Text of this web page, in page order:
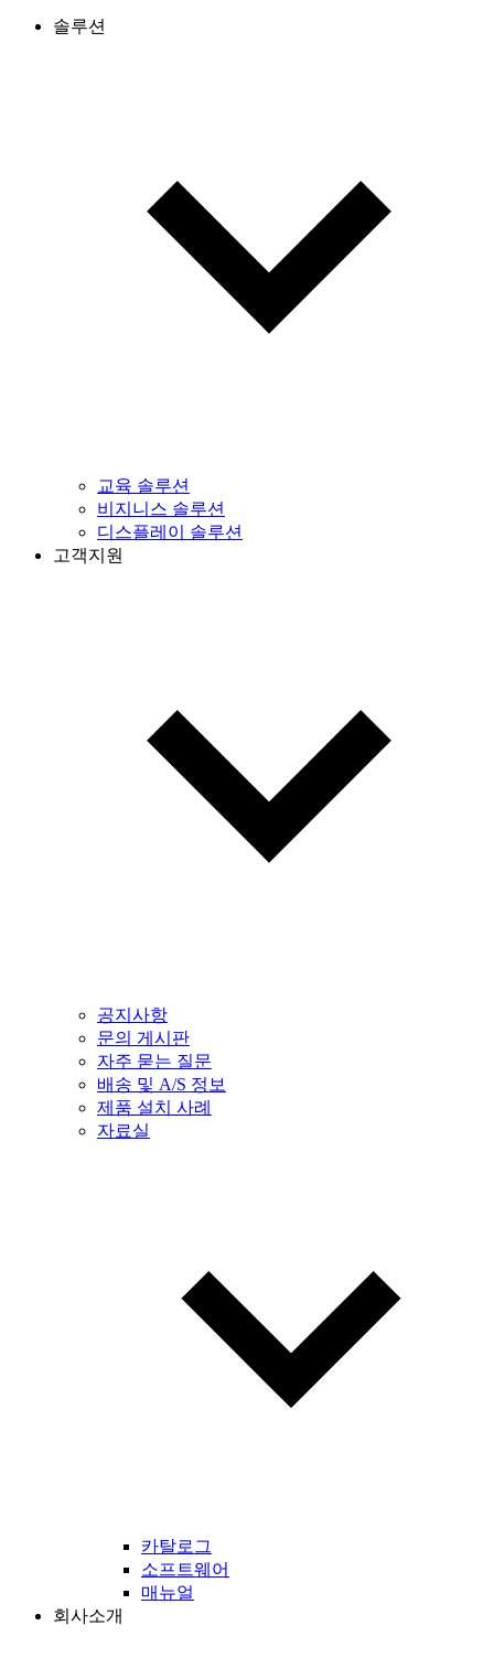
솔루션
교육 솔루션
비지니스 솔루션
디스플레이 솔루션
고객지원
공지사항
문의 게시판
자주 묻는 질문
배송 및 A/S 정보
제품 설치 사례
자료실
카탈로그
소프트웨어
매뉴얼
회사소개